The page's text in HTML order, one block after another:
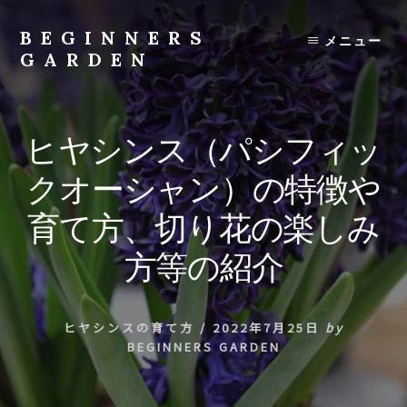
content
BEGINNERS
GARDEN
の
種
類
や
育
て
方
の
紹
介
メニュー
ヒヤシンス（パシフィッ
クオーシャン）の特徴や
育て方、切り花の楽しみ
方等の紹介
ヒヤシンスの育て方 / 2022年7月25日 by
BEGINNERS GARDEN